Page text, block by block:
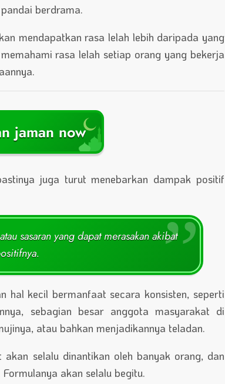
berdrama.
mendapatkan rasa lelah lebih daripada yang
rasa lelah setiap orang yang bekerja
jaman now
juga turut menebarkan dampak positif
sasaran yang dapat merasakan akibat
hal kecil bermanfaat secara konsisten, seperti
sebagian besar anggota masyarakat di
atau bahkan menjadikannya teladan.
selalu dinantikan oleh banyak orang, dan
akan selalu begitu.